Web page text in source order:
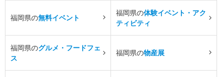
福岡県の無料イベント
福岡県の体験イベント・アク
ティビティ
福岡県のグルメ・フードフェ
ス
福岡県の物産展